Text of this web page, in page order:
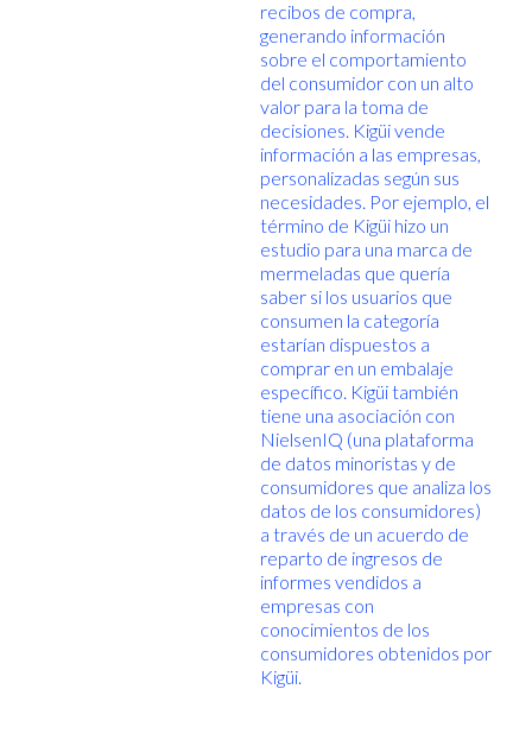
recibos de compra,
generando información
sobre el comportamiento
del consumidor con un alto
valor para la toma de
decisiones. Kigüi vende
información a las empresas,
personalizadas según sus
necesidades. Por ejemplo, el
término de Kigüi hizo un
estudio para una marca de
mermeladas que quería
saber si los usuarios que
consumen la categoría
estarían dispuestos a
comprar en un embalaje
específico. Kigüi también
tiene una asociación con
NielsenIQ (una plataforma
de datos minoristas y de
consumidores que analiza los
datos de los consumidores)
a través de un acuerdo de
reparto de ingresos de
informes vendidos a
empresas con
conocimientos de los
consumidores obtenidos por
Kigüi.